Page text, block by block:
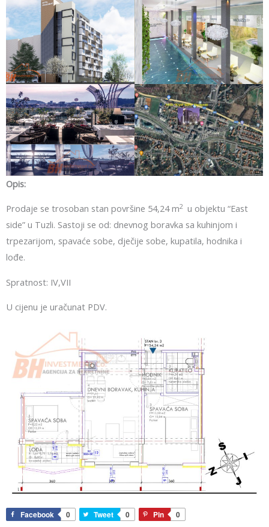
Opis:
Prodaje se trosoban stan površine 54,24 m2 u objektu “East
side” u Tuzli. Sastoji se od: dnevnog boravka sa kuhinjom i
trpezarijom, spavaće sobe, dječije sobe, kupatila, hodnika i
lođe.
Spratnost: IV,VII
U cijenu je uračunat PDV.
Facebook 0 Tweet 0 Pin 0